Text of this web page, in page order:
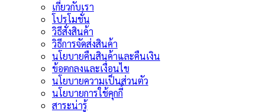
เกี่ยวกับเรา
โปรโมชั่น
วิธีสั่งสินค้า
วิธีการจัดส่งสินค้า
นโยบายคืนสินค้าและคืนเงิน
ข้อตกลงและเงื่อนไข
นโยบายความเป็นส่วนตัว
นโยบายการใช้คุกกี้
สาระน่ารู้